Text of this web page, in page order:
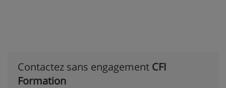
Contactez sans engagement CFI
Formation